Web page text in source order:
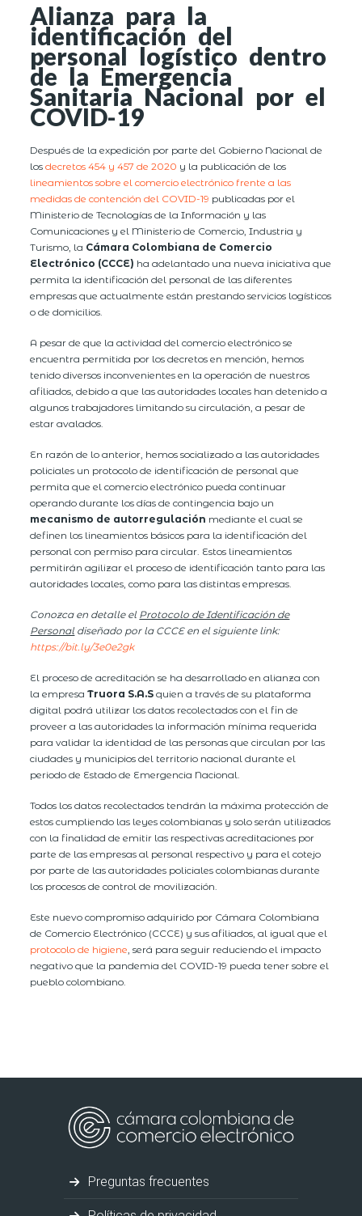
Alianza para la
identificación del
personal logístico dentro
de la Emergencia
Sanitaria Nacional por el
COVID-19
Después de la expedición por parte del Gobierno Nacional de
losdecretos 454 y 457 de 2020 y la publicación de los
lineamientos sobre el comercio electrónico frente a las
medidas de contención del COVID-19 publicadas por el
Ministerio de Tecnologías de la Información y las
Comunicaciones y el Ministerio de Comercio, Industria y
Turismo, la Cámara Colombiana de Comercio
Electrónico (CCCE) ha adelantado una nueva iniciativa que
permita la identificación del personal de las diferentes
empresas que actualmente están prestando servicios logísticos
o de domicilios.
A pesar de que la actividad del comercio electrónico se
encuentra permitida por los decretos en mención, hemos
tenido diversos inconvenientes en la operación de nuestros
afiliados, debido a que las autoridades locales han detenido a
algunos trabajadores limitando su circulación, a pesar de
estar avalados.
En razón de lo anterior, hemos socializado a las autoridades
policiales un protocolo de identificación de personal que
permita que el comercio electrónico pueda continuar
operando durante los días de contingencia bajo un
mecanismo de autorregulación mediante el cual se
definen los lineamientos básicos para la identificación del
personal con permiso para circular. Estos lineamientos
permitirán agilizar el proceso de identificación tanto para las
autoridades locales, como para las distintas empresas.
Conozca en detalle el Protocolo de Identificación de
Personaldiseñado por la CCCE en el siguiente link:
https://bit.ly/3e0e2gk
El proceso de acreditación se ha desarrollado en alianza con
la empresaTruora S.A.S quien a través de su plataforma
digital podrá utilizar los datos recolectados con el fin de
proveer a las autoridades la información mínima requerida
para validar la identidad de las personas que circulan por las
ciudades y municipios del territorio nacional durante el
periodo de Estado de Emergencia Nacional.
Todos los datos recolectados tendrán la máxima protección de
estos cumpliendo las leyes colombianas y solo serán utilizados
con la finalidad de emitir las respectivas acreditaciones por
parte de las empresas al personal respectivo y para el cotejo
por parte de las autoridades policiales colombianas durante
los procesos de control de movilización.
Este nuevo compromiso adquirido por Cámara Colombiana
de Comercio Electrónico (CCCE) y sus afiliados, al igual que el
protocolo de higiene , será para seguir reduciendo el impacto
negativo que la pandemia del COVID-19 pueda tener sobre el
pueblo colombiano.
Preguntas frecuentes